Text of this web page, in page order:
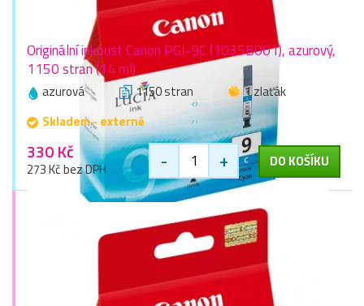
Originální inkoust Canon PGI-9C (1035B001), azurový,
1150 stran (14 ml)
azurová 1150 stran
1 zlaťák
Skladem - externě
330 Kč
273 Kč bez DPH - + DO KOŠÍKU